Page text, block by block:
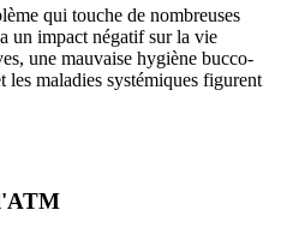
qui touche de nombreuses
un impact négatif sur la vie
une mauvaise hygiène bucco-
les maladies systémiques figurent